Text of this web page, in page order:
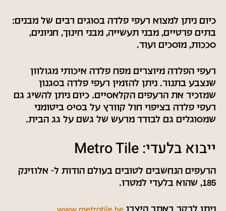
כיום ניתן למצוא רעפי פלדה בסוגים רבים של מבנים:
בתים פרטיים, מבני תעשייה, מבני חינוך, חניונים,
סככות, מוסכים ועוד.
רעפי הפלדה מיוצרים מפח פלדה איכותי מגולוון
שנצבע בתנור. ניתן להזמין רעפי פלדה בסגנון
שמזכיר את הרעפים הקלאסיים. כיום ניתן להשיג גם
רעפי פלדה בציפוי חול קוורץ על בסיס ביטומני
שמסוגלים גם לבודד מרעש של גשם על גג הבית.
ייבוא בלעדי: Metro Tile
הרעפים הנחשבים לטובים בעולם הודות ל- אלוזינק
185, שהוא בלעדי למטרו.